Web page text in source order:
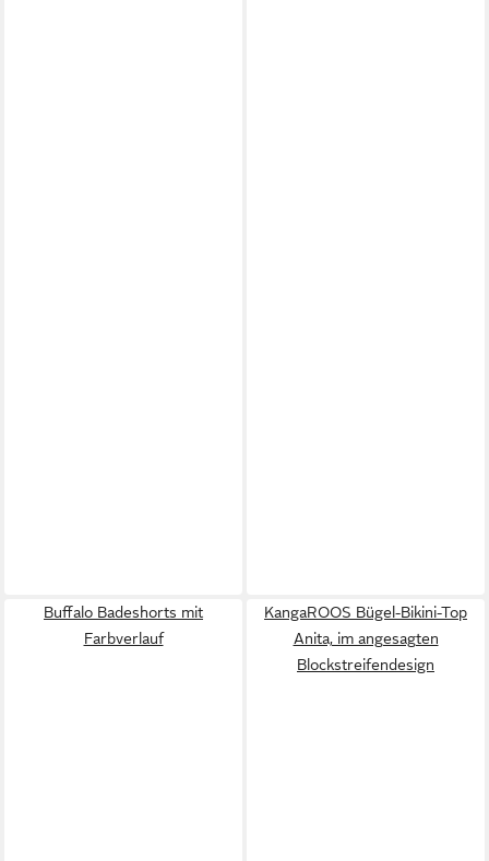
Buffalo Badeshorts mit
Farbverlauf
KangaROOS Bügel-Bikini-Top
Anita, im angesagten
Blockstreifendesign